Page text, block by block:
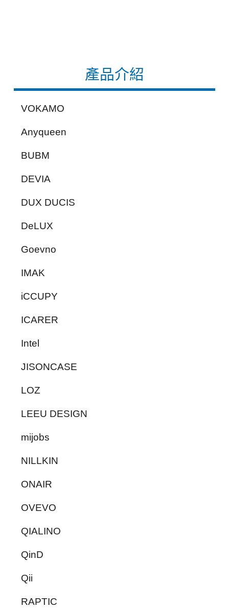
產品介紹
VOKAMO
Anyqueen
BUBM
DEVIA
DUX DUCIS
DeLUX
Goevno
IMAK
iCCUPY
ICARER
Intel
JISONCASE
LOZ
LEEU DESIGN
mijobs
NILLKIN
ONAIR
OVEVO
QIALINO
QinD
Qii
RAPTIC